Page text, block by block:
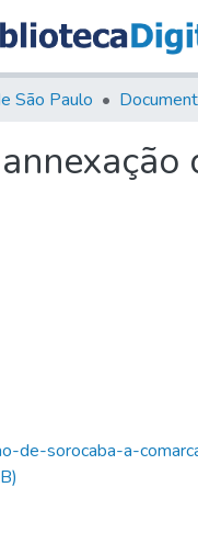
São Paulo
de-sorocaba-a-